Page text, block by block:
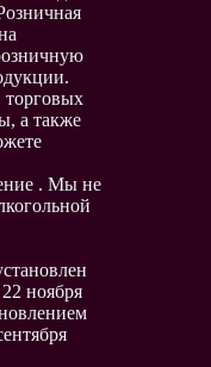
торговых
а также
. Мы не
ноября